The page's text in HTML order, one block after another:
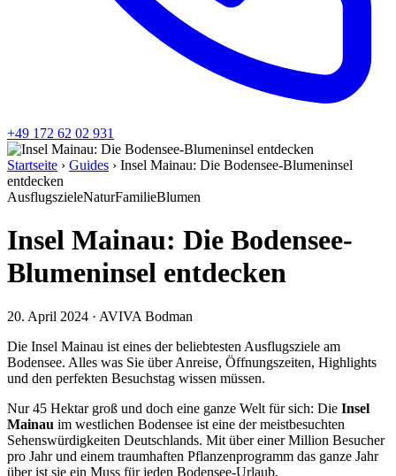
+49 172 62 02 931
Startseite › Guides › Insel Mainau: Die Bodensee-Blumeninsel
entdecken
AusflugszieleNaturFamilieBlumen
Insel Mainau: Die Bodensee-
Blumeninsel entdecken
20. April 2024 · AVIVA Bodman
Die Insel Mainau ist eines der beliebtesten Ausflugsziele am
Bodensee. Alles was Sie über Anreise, Öffnungszeiten, Highlights
und den perfekten Besuchstag wissen müssen.
Nur 45 Hektar groß und doch eine ganze Welt für sich: Die Insel
Mainau im westlichen Bodensee ist eine der meistbesuchten
Sehenswürdigkeiten Deutschlands. Mit über einer Million Besucher
pro Jahr und einem traumhaften Pflanzenprogramm das ganze Jahr
über ist sie ein Muss für jeden Bodensee-Urlaub.